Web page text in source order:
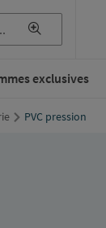
exclusives
PVC pression